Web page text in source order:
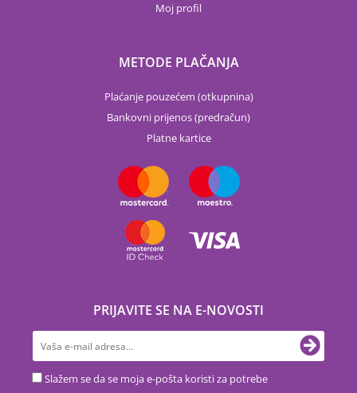
Moj profil
METODE PLAČANJA
Plaćanje pouzećem (otkupnina)
Bankovni prijenos (predračun)
Platne kartice
PRIJAVITE SE NA E-NOVOSTI
Slažem se da se moja e-pošta koristi za potrebe